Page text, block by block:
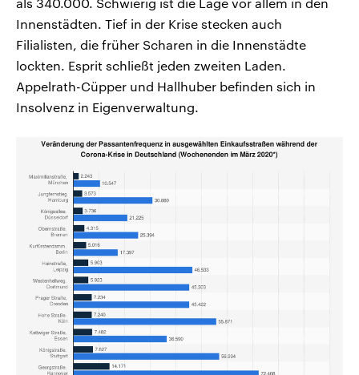
als 340.000. Schwierig ist die Lage vor allem in den
Innenstädten. Tief in der Krise stecken auch
Filialisten, die früher Scharen in die Innenstädte
lockten. Esprit schließt jeden zweiten Laden.
Appelrath-Cüpper und Hallhuber befinden sich in
Insolvenz in Eigenverwaltung.